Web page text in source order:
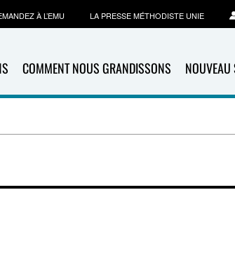
COMMENT NOUS GRANDISSONS NOUVEAU
À L’EMU LA PRESSE MÉTHODISTE UNIE